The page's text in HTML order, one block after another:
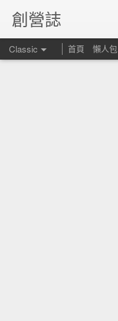
創營誌
Classic 首頁 懶人包